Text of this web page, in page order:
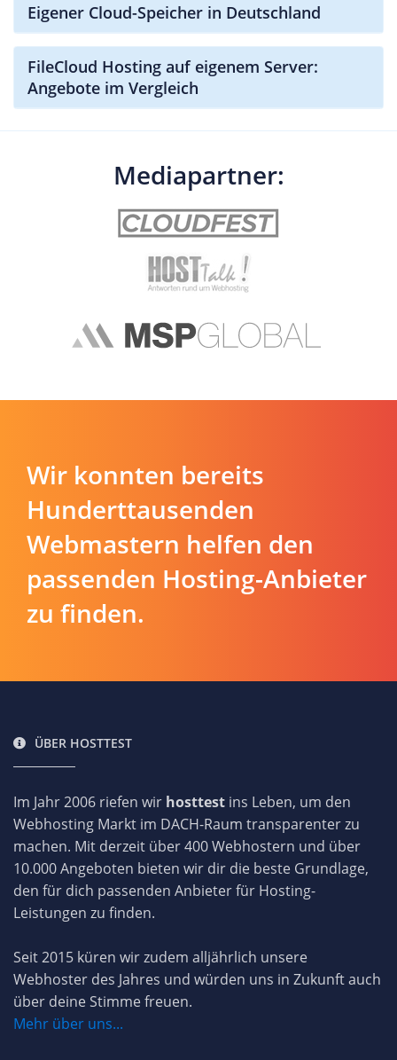
Eigener Cloud-Speicher in Deutschland
FileCloud Hosting auf eigenem Server:
Angebote im Vergleich
Mediapartner:
Wir konnten bereits
Hunderttausenden
Webmastern helfen den
passenden Hosting-Anbieter
zu finden.
ÜBER HOSTTEST
Im Jahr 2006 riefen wir hosttest ins Leben, um den
Webhosting Markt im DACH-Raum transparenter zu
machen. Mit derzeit über 400 Webhostern und über
10.000 Angeboten bieten wir dir die beste Grundlage,
den für dich passenden Anbieter für Hosting-
Leistungen zu finden.
Seit 2015 küren wir zudem alljährlich unsere
Webhoster des Jahres und würden uns in Zukunft auch
über deine Stimme freuen.
Mehr über uns...